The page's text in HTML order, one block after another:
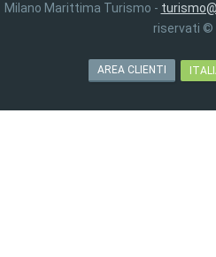
Milano Marittima Turismo -
riservati ©
AREA CLIENTI